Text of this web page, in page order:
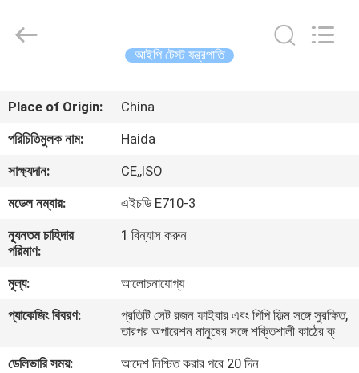
পণ্য
ভিআর
আমাদের
সম্পর্কে
আইপি টেস্ট যন্ত্রপাতি
Place of Origin:
China
পরিচিতিমুলক নাম:
Haida
সাক্ষ্যদান:
CE,,ISO
মডেল নম্বার:
এইচডি E710-3
ন্যূনতম চাহিদার
পরিমাণ:
1 বিন্যাস করুন
মূল্য:
আলোচনাযোগ্য
প্যাকেজিং বিবরণ:
প্রতিটি সেট রজন ফাইবার এবং পিপি ফিল্ম সঙ্গে সুরক্ষিত,
তারপর অপারেশন মানুষের সঙ্গে শক্তিশালী কাঠের ক্
ডেলিভারি সময়:
আদেশ নিশ্চিত করার পরে 20 দিন